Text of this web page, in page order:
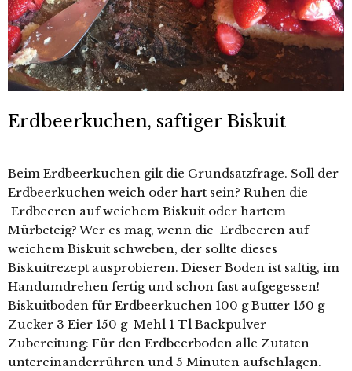
Erdbeerkuchen, saftiger Biskuit
Beim Erdbeerkuchen gilt die Grundsatzfrage. Soll der
Erdbeerkuchen weich oder hart sein? Ruhen die
Erdbeeren auf weichem Biskuit oder hartem
Mürbeteig? Wer es mag, wenn die Erdbeeren auf
weichem Biskuit schweben, der sollte dieses
Biskuitrezept ausprobieren. Dieser Boden ist saftig, im
Handumdrehen fertig und schon fast aufgegessen!
Biskuitboden für Erdbeerkuchen 100 g Butter 150 g
Zucker 3 Eier 150 g Mehl 1 Tl Backpulver
Zubereitung: Für den Erdbeerboden alle Zutaten
untereinanderrühren und 5 Minuten aufschlagen.